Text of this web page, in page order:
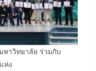
าวิทยาลัย ร่วมกับ
ห่ง